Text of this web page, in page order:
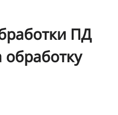
ПД
обработку